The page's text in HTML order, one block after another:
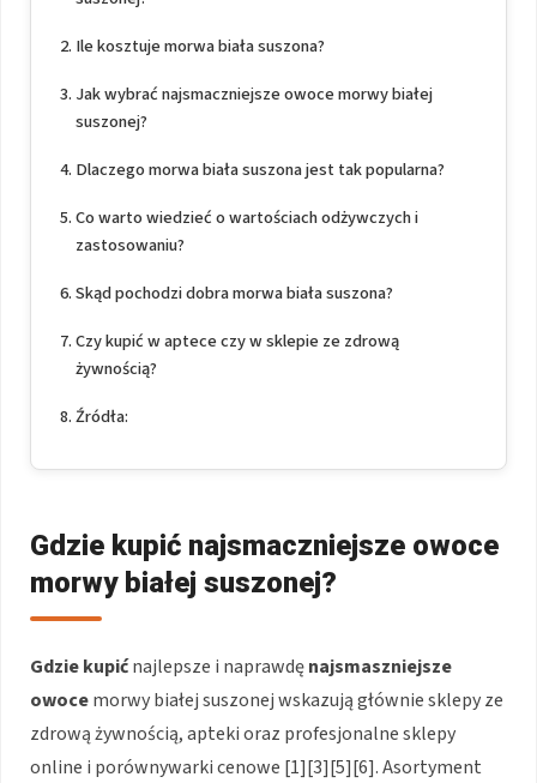
Ile kosztuje morwa biała suszona?
Jak wybrać najsmaczniejsze owoce morwy białej
suszonej?
Dlaczego morwa biała suszona jest tak popularna?
Co warto wiedzieć o wartościach odżywczych i
zastosowaniu?
Skąd pochodzi dobra morwa biała suszona?
Czy kupić w aptece czy w sklepie ze zdrową
żywnością?
Źródła:
Gdzie kupić najsmaczniejsze owoce
morwy białej suszonej?
Gdzie kupićnajlepsze i naprawdęnajsmaszniejsze
owocemorwy białej suszonej wskazują głównie sklepy ze
zdrową żywnością, apteki oraz profesjonalne sklepy
online i porównywarki cenowe [1][3][5][6]. Asortyment